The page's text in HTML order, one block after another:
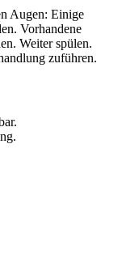
Augen: Einige
Vorhandene
Weiter spülen.
zuführen.